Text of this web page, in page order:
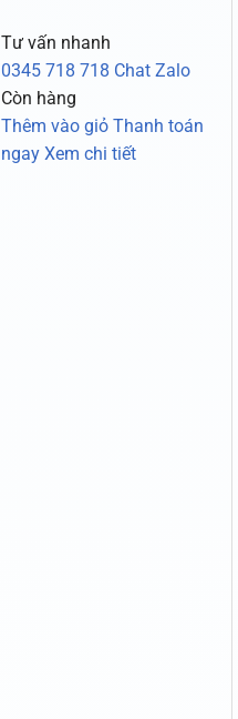
Tư vấn nhanh
0345 718 718 Chat Zalo
Còn hàng
Thêm vào giỏ Thanh toán
ngay Xem chi tiết